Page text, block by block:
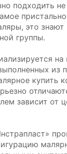
подходить
это знают
группы.
из
купить
зависит